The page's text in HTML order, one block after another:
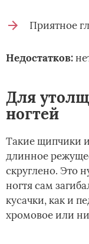
Приятное
Недостатков:
Для
ногтей
Такие щипчики
длинное
скруглено. Это
ногтя сам
кусачки, как и
хромовое или